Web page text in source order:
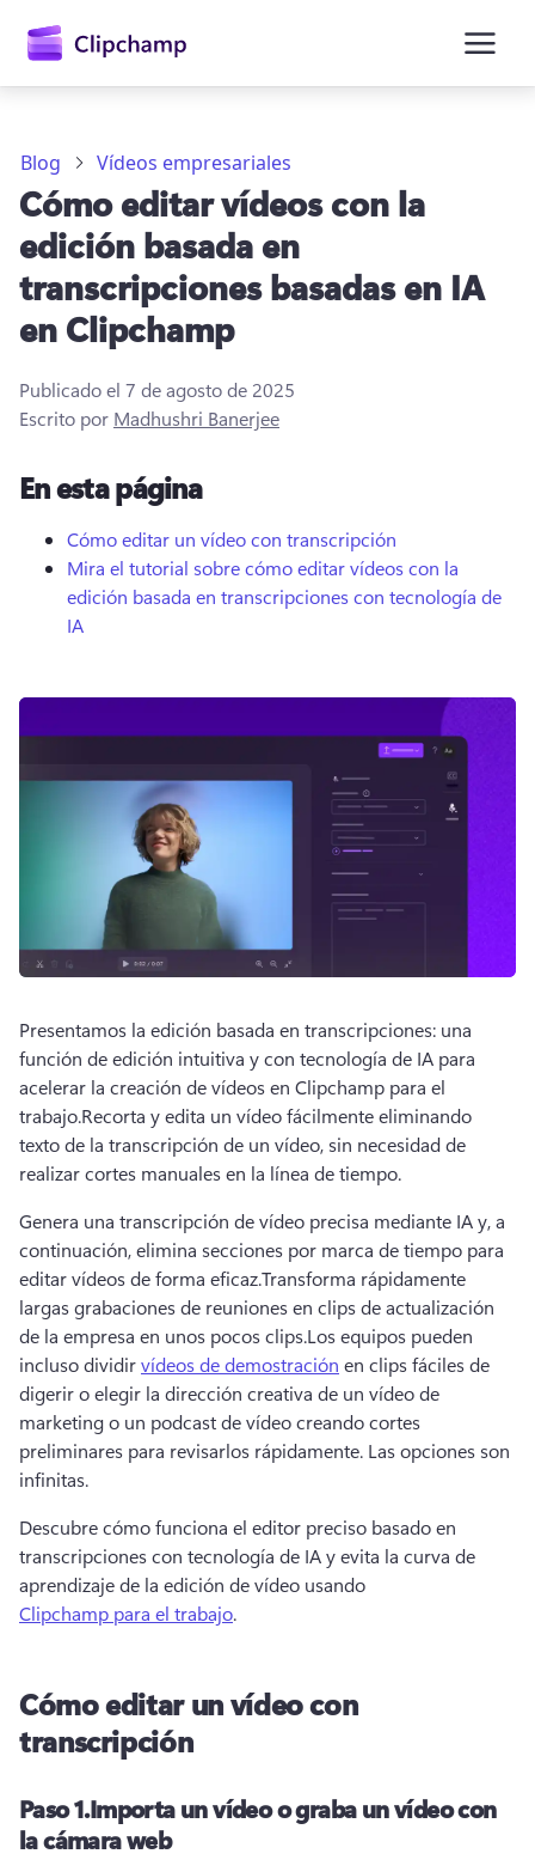
principal
Iniciar sesión
Blog Vídeos empresariales
Cómo editar vídeos con la
edición basada en
transcripciones basadas en IA
en Clipchamp
Publicado el 7 de agosto de 2025
Escrito por Madhushri Banerjee
En esta página
Cómo editar un vídeo con transcripción
Mira el tutorial sobre cómo editar vídeos con la
edición basada en transcripciones con tecnología de
IA
Presentamos la edición basada en transcripciones: una
función de edición intuitiva y con tecnología de IA para
acelerar la creación de vídeos en Clipchamp para el
trabajo.Recorta y edita un vídeo fácilmente eliminando
texto de la transcripción de un vídeo, sin necesidad de
realizar cortes manuales en la línea de tiempo.
Genera una transcripción de vídeo precisa mediante IA y, a
continuación, elimina secciones por marca de tiempo para
editar vídeos de forma eficaz.Transforma rápidamente
largas grabaciones de reuniones en clips de actualización
de la empresa en unos pocos clips.Los equipos pueden
incluso dividir vídeos de demostración en clips fáciles de
digerir o elegir la dirección creativa de un vídeo de
marketing o un podcast de vídeo creando cortes
preliminares para revisarlos rápidamente. Las opciones son
infinitas.
Descubre cómo funciona el editor preciso basado en
transcripciones con tecnología de IA y evita la curva de
aprendizaje de la edición de vídeo usando
Clipchamp para el trabajo.
Cómo editar un vídeo con
transcripción
Paso 1.Importa un vídeo o graba un vídeo con
la cámara web